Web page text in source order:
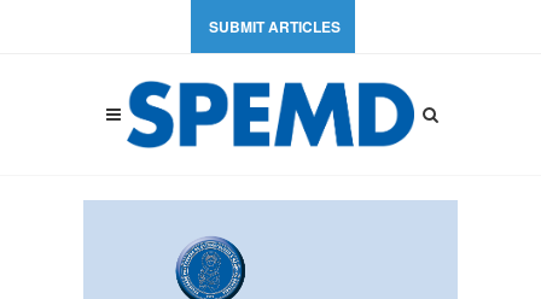
SUBMIT ARTICLES